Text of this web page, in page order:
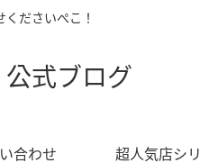
ださいぺこ！
式ブログ
合わせ 超人気店シ